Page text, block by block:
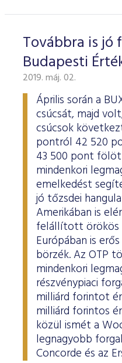
Továbbra is jó
Budapesti
2019. máj. 02.
Április során a
csúcsát, majd
csúcsok
pontról 42 520
43 500 pont
mindenkori
emelkedést
jó tőzsdei
Amerikában is
felállított örökös
Európában is
börzék. Az OTP
mindenkori
részvénypiaci
milliárd forintot
milliárd forintos
közül ismét a
legnagyobb
Concorde és az